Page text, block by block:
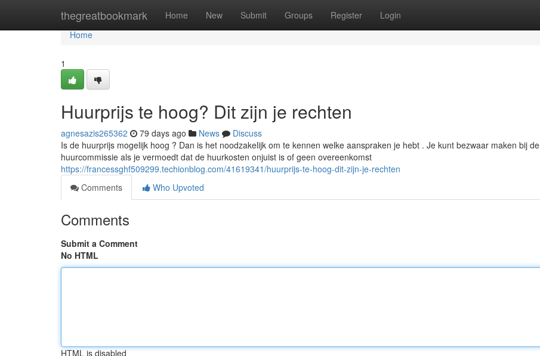
thegreatbookmark Home New Submit Groups Register Login
Home
Home
1
Huurprijs te hoog? Dit zijn je rechten
agnesazis265362 79 days ago News
Discuss
Is de huurprijs mogelijk hoog ? Dan is het noodzakelijk om te kennen welke aanspraken je hebt . Je kunt bezwaar maken bij de
huurcommissie als je vermoedt dat de huurkosten onjuist is of geen overeenkomst
https://francessghf509299.techionblog.com/41619341/huurprijs-te-hoog-dit-zijn-je-rechten
Comments
Who Upvoted
Comments
Submit a Comment
No HTML
HTML is disabled